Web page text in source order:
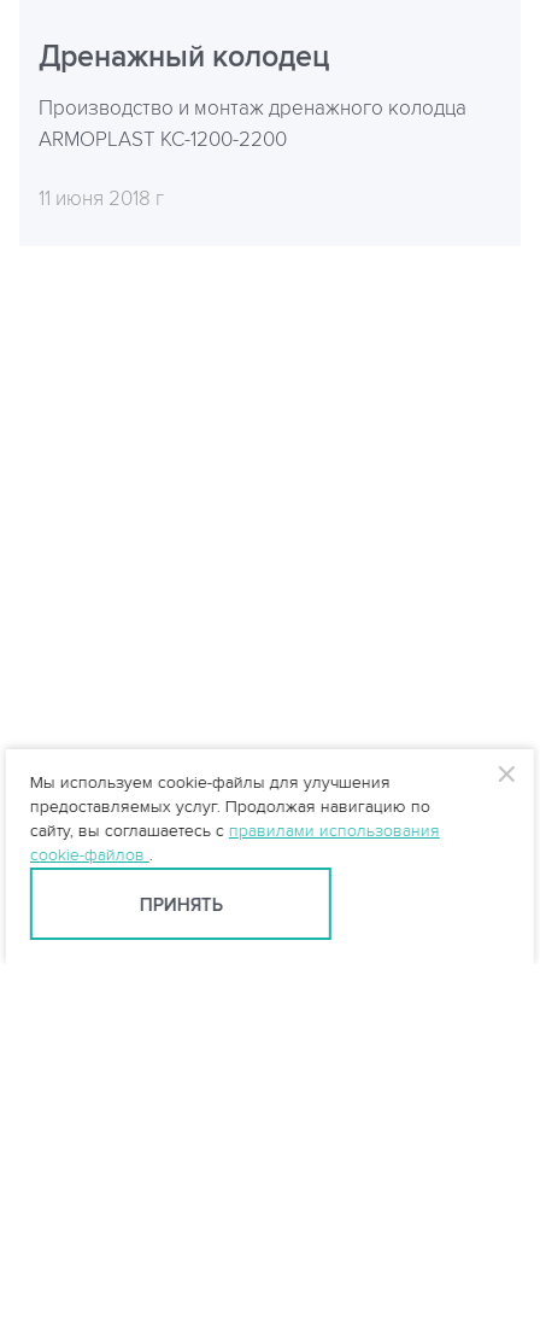
Дренажный колодец
Производство и монтаж дренажного колодца
ARMOPLAST КС-1200-2200
11 июня 2018 г
Мы используем cookie-файлы для улучшения
предоставляемых услуг. Продолжая навигацию по
сайту, вы соглашаетесь с правилами использования
cookie-файлов .
ПРИНЯТЬ